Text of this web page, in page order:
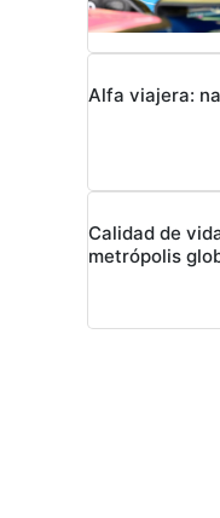
Alfa viajera:
Calidad de
metrópolis